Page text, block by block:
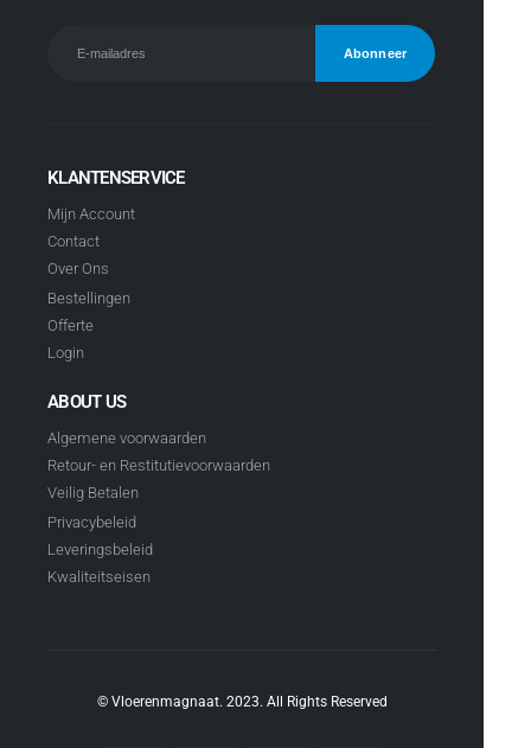
KLANTENSERVICE
Mijn Account
Contact
Over Ons
Bestellingen
Offerte
Login
ABOUT US
Algemene voorwaarden
Retour- en Restitutievoorwaarden
Veilig Betalen
Privacybeleid
Leveringsbeleid
Kwaliteitseisen
© Vloerenmagnaat. 2023. All Rights Reserved